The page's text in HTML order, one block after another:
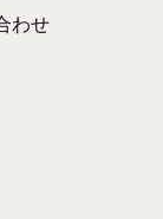
わせ